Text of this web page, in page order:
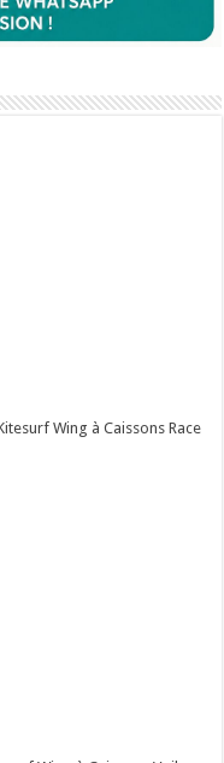
Wing à Caissons Race